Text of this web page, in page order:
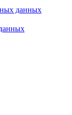
данных